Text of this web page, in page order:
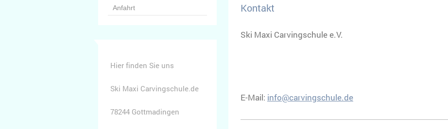
Kontakt
Ski Maxi Carvingschule e.V.
E-Mail: info@carvingschule.de
Anfahrt
Hier finden Sie uns
Ski Maxi Carvingschule.de
78244 Gottmadingen